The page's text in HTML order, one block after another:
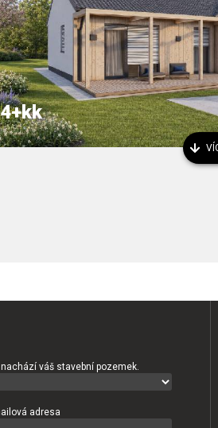
4+kk
váš stavební pozemek.
adresa